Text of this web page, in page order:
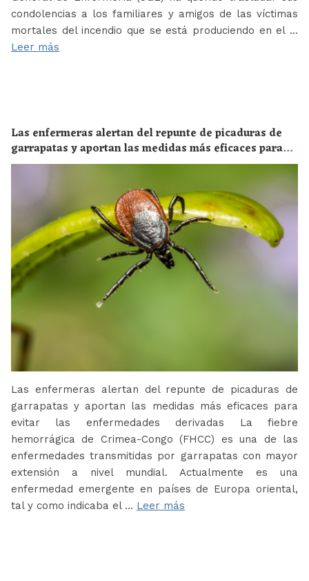
condolencias a los familiares y amigos de las víctimas
mortales del incendio que se está produciendo en el …
Leer más
Las enfermeras alertan del repunte de picaduras de
garrapatas y aportan las medidas más eficaces para
evitar las enfermedades derivadas
Las enfermeras alertan del repunte de picaduras de
garrapatas y aportan las medidas más eficaces para
evitar las enfermedades derivadas La fiebre
hemorrágica de Crimea-Congo (FHCC) es una de las
enfermedades transmitidas por garrapatas con mayor
extensión a nivel mundial. Actualmente es una
enfermedad emergente en países de Europa oriental,
tal y como indicaba el … Leer más